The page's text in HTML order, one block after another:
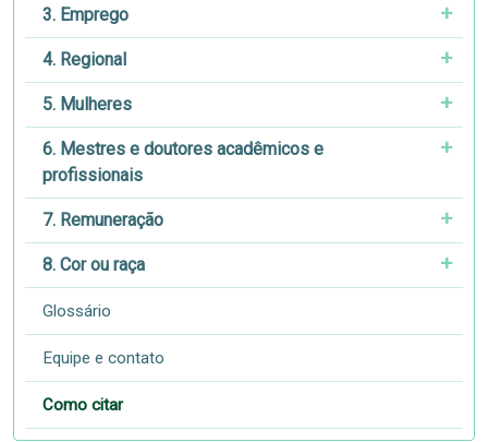
3. Emprego
4. Regional
5. Mulheres
6. Mestres e doutores acadêmicos e
profissionais
7. Remuneração
8. Cor ou raça
Glossário
Equipe e contato
Como citar